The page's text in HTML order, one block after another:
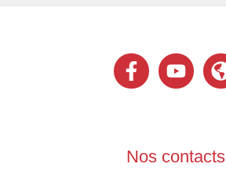
Nos contacts